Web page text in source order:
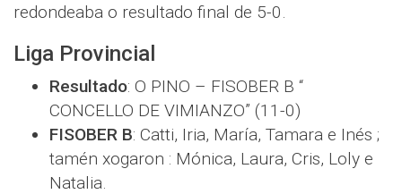
redondeaba o resultado final de 5-0.
Liga Provincial
Resultado: O PINO – FISOBER B “
CONCELLO DE VIMIANZO” (11-0)
FISOBER B: Catti, Iria, María, Tamara e Inés ;
tamén xogaron : Mónica, Laura, Cris, Loly e
Natalia.